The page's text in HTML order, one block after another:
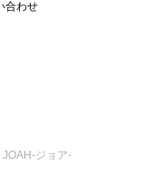
合わせ
ジョア-